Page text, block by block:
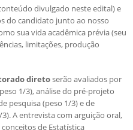
divulgado neste edital) e
do candidato junto ao nosso
sua vida acadêmica prévia (seu
limitações, produção
diretoserão avaliados por
1/3), análise do pré-projeto
pesquisa (peso 1/3) e de
A entrevista com arguição oral,
de Estatística